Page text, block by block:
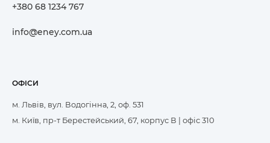
+380 68 1234 767
info@eney.com.ua
ОФІСИ
м. Львів, вул. Водогінна, 2, оф. 531
м. Київ, пр-т Берестейський, 67, корпус В | офіс 310